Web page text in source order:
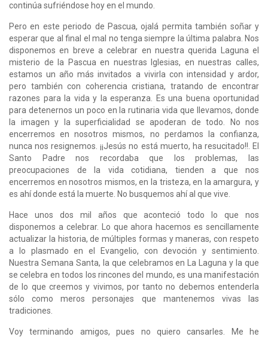
continúa sufriéndose hoy en el mundo.
Pero en este periodo de Pascua, ojalá permita también soñar y
esperar que al final el mal no tenga siempre la última palabra. Nos
disponemos en breve a celebrar en nuestra querida Laguna el
misterio de la Pascua en nuestras Iglesias, en nuestras calles,
estamos un año más invitados a vivirla con intensidad y ardor,
pero también con coherencia cristiana, tratando de encontrar
razones para la vida y la esperanza. Es una buena oportunidad
para detenernos un poco en la rutinaria vida que llevamos, donde
la imagen y la superficialidad se apoderan de todo. No nos
encerremos en nosotros mismos, no perdamos la confianza,
nunca nos resignemos. ¡¡Jesús no está muerto, ha resucitado!!. El
Santo Padre nos recordaba que los problemas, las
preocupaciones de la vida cotidiana, tienden a que nos
encerremos en nosotros mismos, en la tristeza, en la amargura, y
es ahí donde está la muerte. No busquemos ahí al que vive.
Hace unos dos mil años que aconteció todo lo que nos
disponemos a celebrar. Lo que ahora hacemos es sencillamente
actualizar la historia, de múltiples formas y maneras, con respeto
a lo plasmado en el Evangelio, con devoción y sentimiento.
Nuestra Semana Santa, la que celebramos en La Laguna y la que
se celebra en todos los rincones del mundo, es una manifestación
de lo que creemos y vivimos, por tanto no debemos entenderla
sólo como meros personajes que mantenemos vivas las
tradiciones.
Voy terminando amigos, pues no quiero cansarles. Me he